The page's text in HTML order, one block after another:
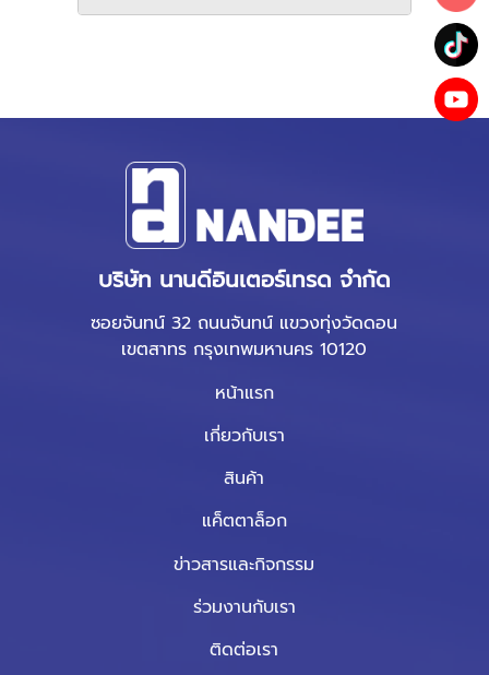
บริษัท นานดีอินเตอร์เทรด จำกัด
ซอยจันทน์ 32 ถนนจันทน์ แขวงทุ่งวัดดอน
เขตสาทร กรุงเทพมหานคร 10120
หน้าแรก
เกี่ยวกับเรา
สินค้า
แค็ตตาล็อก
ข่าวสารและกิจกรรม
ร่วมงานกับเรา
ติดต่อเรา